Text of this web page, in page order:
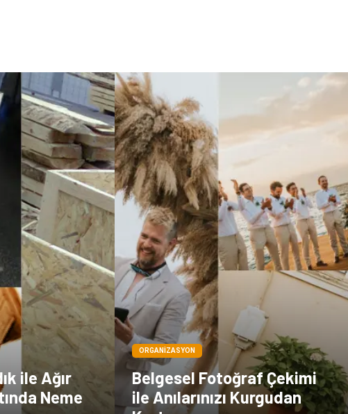
ile Ağır
Neme
ORGANIZASYON
Belgesel Fotoğraf Çekimi
ile Anılarınızı Kurgudan